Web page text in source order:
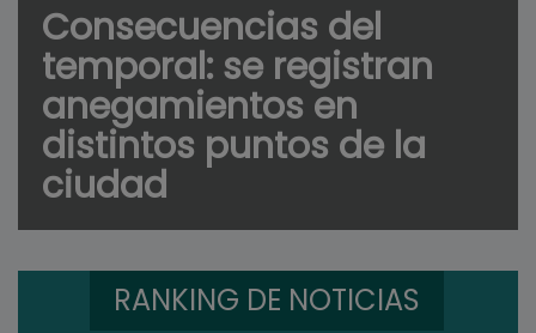
Consecuencias del
temporal: se registran
anegamientos en
distintos puntos de la
ciudad
RANKING DE NOTICIAS